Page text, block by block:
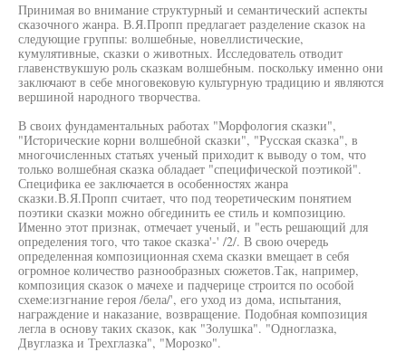
Принимая во внимание структурный и семантический аспекты
сказочного жанра. В.Я.Пропп предлагает разделение сказок на
следующие группы: волшебные, новеллистические,
кумулятивные, сказки о животных. Исследователь отводит
главенствукшую роль сказкам волшебным. поскольку именно они
заключают в себе многовековую культурную традицию и являются
вершиной народного творчества.
В своих фундаментальных работах "Морфология сказки",
"Исторические корни волшебной сказки", "Русская сказка", в
многочисленных статьях ученый приходит к выводу о том, что
только волшебная сказка обладает "специфической поэтикой".
Специфика ее заключается в особенностях жанра
сказки.В.Я.Пропп считает, что под теоретическим понятием
поэтики сказки можно обгединить ее стиль и композицию.
Именно этот признак, отмечает ученый, и "есть решающий для
определения того, что такое сказка'-' /2/. В свою очередь
определенная композиционная схема сказки вмещает в себя
огромное количество разнообразных сюжетов.Так, например,
композиция сказок о мачехе и падчерице строится по особой
схеме:изгнание героя /бела/', его уход из дома, испытания,
награждение и наказание, возвращение. Подобная композиция
легла в основу таких сказок, как "Золушка". "Одноглазка,
Двуглазка и Трехглазка", "Морозко".